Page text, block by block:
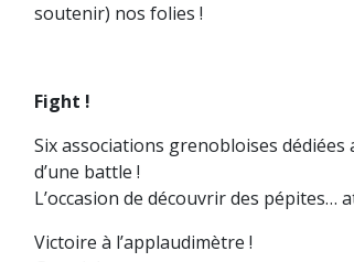
soutenir) nos folies !
Fight !
Six associations grenobloises
d’une battle !
L’occasion de découvrir des pépites…
Victoire à l’applaudimètre !